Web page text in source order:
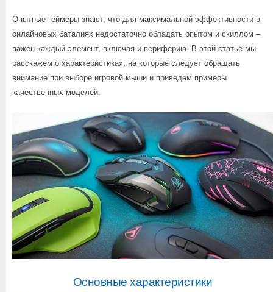
Опытные геймеры знают, что для максимальной эффективности в
онлайновых баталиях недостаточно обладать опытом и скиллом –
важен каждый элемент, включая и периферию. В этой статье мы
расскажем о характеристиках, на которые следует обращать
внимание при выборе игровой мыши и приведем примеры
качественных моделей.
Основные характеристики